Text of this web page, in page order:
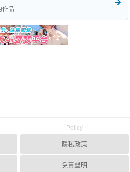
作品
Policy
隱私政策
免責聲明